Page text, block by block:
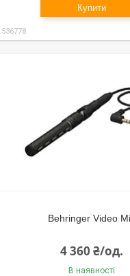
Купити
536778
Behringer Video
4 360 ₴/од.
В наявності